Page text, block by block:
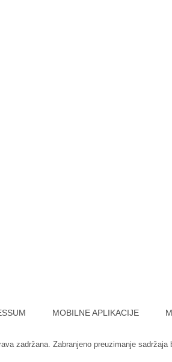
MOBILNE APLIKACIJE
zadržana. Zabranjeno preuzimanje sadržaja